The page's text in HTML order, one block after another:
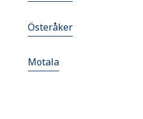
Österåker
Motala